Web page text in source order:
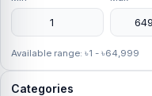
Available range: ৳1 - ৳64,999
Categories